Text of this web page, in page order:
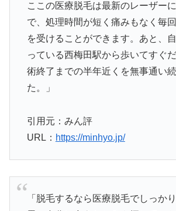
ここの医療脱毛は最新のレーザー
で、処理時間が短く痛みもなく毎
を受けることができます。あと、
っている西梅田駅から歩いてすぐ
術終了までの半年近くを無事通い
た。」
引用元：みん評
URL： https://minhyo.jp/
「脱毛するなら医療脱毛でしっか